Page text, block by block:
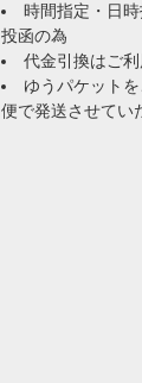
時間指定・日
投函の為
代金引換はご利
ゆうパケット
便で発送させてい